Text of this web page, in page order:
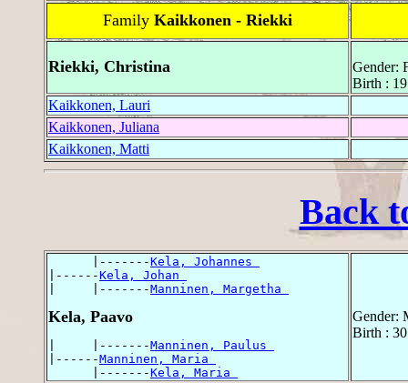
Family Kaikkonen - Riekki
Riekki, Christina
Gender:
Birth :
Kaikkonen, Lauri
Kaikkonen, Juliana
Kaikkonen, Matti
Back
      |-------
Kela, Johannes
|------Kela, Johan
|     |-------Manninen, Margetha
Kela, Paavo
|     |-------Manninen, Paulus
|------Manninen, Maria
      |-------
Kela, Maria
Gender:
Birth : 30